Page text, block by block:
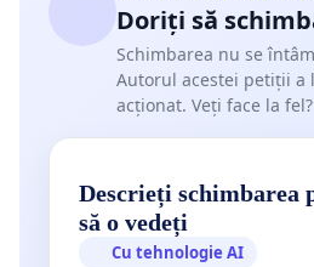
Doriți să
Schimbarea nu se
Autorul acestei petiții a
acționat. Veți face la fel?
Descrieți schimbarea
să o vedeți
Cu tehnologie AI